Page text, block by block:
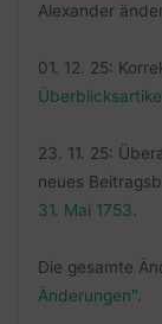
Alexander
01. 12. 25:
23. 11. 25:
neues
31. Mai 1753
Die gesamte
Änderungen".